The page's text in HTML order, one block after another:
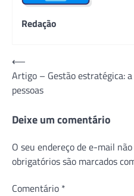
Redação
Navegação
de
Post
⟵
Artigo – Gestão estratégica:
pessoas
Deixe um comentário
O seu endereço de e-mail
obrigatórios são marcados
Comentário *